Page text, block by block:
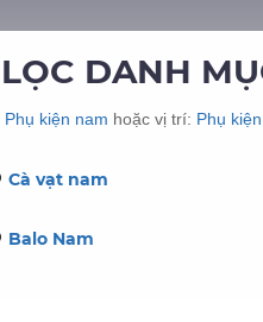
LỌC DANH
Phụ kiện nam hoặc vị trí: Phụ
Cà vạt nam
Balo Nam